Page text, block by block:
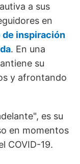
a sus
en
de inspiración
. En una
su
y afrontando
es su
en momentos
COVID-19.